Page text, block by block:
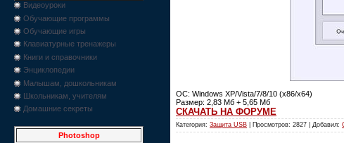
Видеоуроки
Обучающие программы
Обучающие игры
Клавиатурные тренажеры
Книги и справочники
Энциклопедии
Малышам, дошкольникам
Школьникам, учителям
Домашние секреты
Photoshop
ОС: Windows XP/Vista/7/8/10 (x86/x64)
Размер: 2,83 Мб + 5,65 Мб
СКАЧАТЬ НА ФОРУМЕ
Категория: Защита USB | Просмотров: 2827 | Добавил: